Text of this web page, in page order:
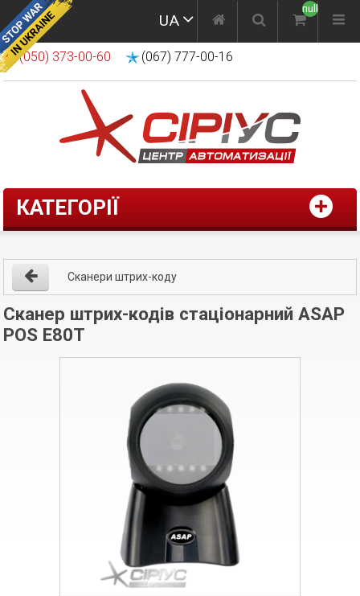
UA
null
(050) 373-00-60 (067) 777-00-16
КАТЕГОРІЇ
Сканери штрих-коду
Сканер штрих-кодів стаціонарний ASAP
POS E80T